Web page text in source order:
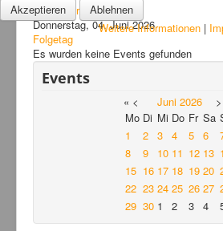
Kontakt
Vorheriger Tag
Donnerstag, 04. Juni 2026
Folgetag
Es wurden keine Events gefunden
Events
« < Juni 2026 >
Mo Di Mi Do Fr Sa
1
2 3 4 5 6
8
9 10 11 12 13
15 16 17 18 19 20
22 23 24 25 26 27
29 30 1 2 3 4
Akzeptieren
Ablehnen
Weitere Informationen|